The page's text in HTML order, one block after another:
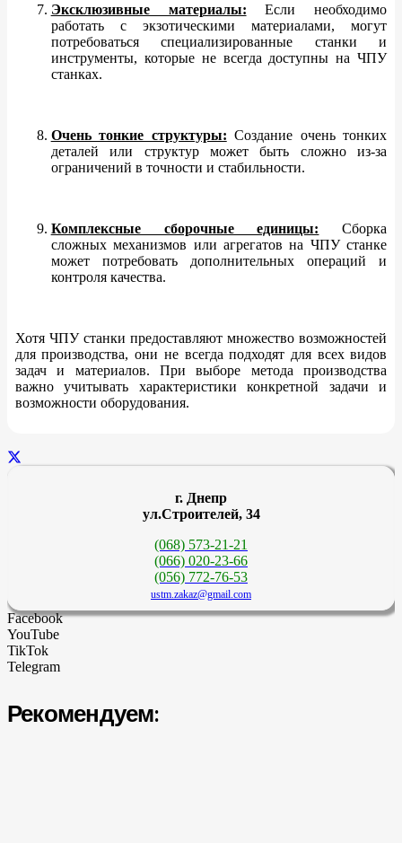
Эксклюзивные материалы: Если необходимо
работать с экзотическими материалами, могут
потребоваться специализированные станки и
инструменты, которые не всегда доступны на ЧПУ
станках.
Очень тонкие структуры: Создание очень тонких
деталей или структур может быть сложно из-за
ограничений в точности и стабильности.
Комплексные сборочные единицы: Сборка
сложных механизмов или агрегатов на ЧПУ станке
может потребовать дополнительных операций и
контроля качества.
Хотя ЧПУ станки предоставляют множество возможностей
для производства, они не всегда подходят для всех видов
задач и материалов. При выборе метода производства
важно учитывать характеристики конкретной задачи и
возможности оборудования.
г. Днепр
ул.Строителей, 34
(068) 573-21-21
(066) 020-23-66
(056) 772-76-53
ustm.zakaz@gmail.com
Facebook
YouTube
TikTok
Telegram
Рекомендуем: